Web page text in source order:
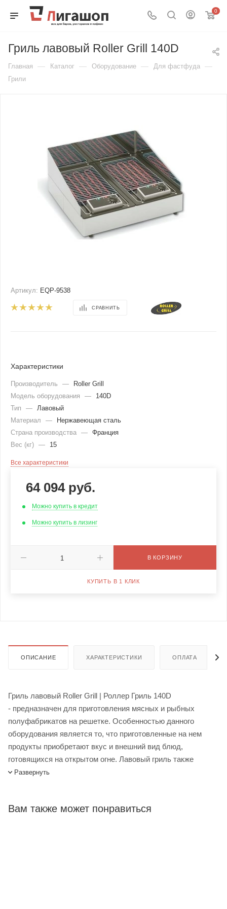
0
Гриль лавовый Roller Grill 140D
Главная — Каталог — Оборудование — Для фастфуда —
Грили
Артикул: EQP-9538
СРАВНИТЬ
Характеристики
Производитель —
Roller Grill
Модель оборудования
—
140D
Тип
— Лавовый
Материал
—
Нержавеющая сталь
Страна производства — Франция
Вес (кг) — 15
Все характеристики
64 094руб.
Можно купить в кредит
Можно купить в лизинг
В КОРЗИНУ
КУПИТЬ В 1 КЛИК
ОПИСАНИЕ ХАРАКТЕРИСТИКИ ОПЛАТА
Гриль лавовый Roller Grill | Роллер Гриль 140D
- предназначен для приготовления мясных и рыбных
полуфабрикатов на решетке. Особенностью данного
оборудования является то, что приготовленные на нем
продукты приобретают вкус и внешний вид блюд,
готовящихся на открытом огне. Лавовый гриль также
поглощает жир, а вместе с ним и лишние запахи,
является возможность жарки продуктов без применения
Развернуть
Вам также может понравиться